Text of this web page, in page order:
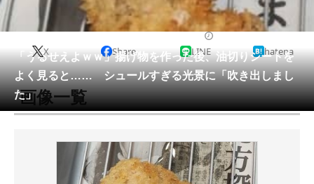
動物 リサーチ
会員記事
メディア
注目記事を集めた総合ページ
ITの今と未来を見通す
スマホと通信の最新トレンド
「うるせえよｗｗ」揚げ物を作った後、油切りシートを
よく見ると…… シュールすぎる光景に「吹き出しまし
た」
X Share LINE hatena
画像一覧